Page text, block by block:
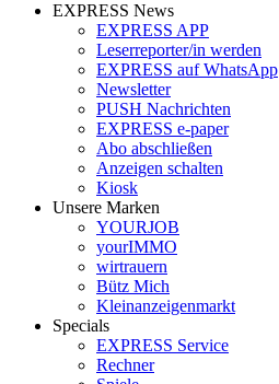
EXPRESS News
EXPRESS APP
Leserreporter/in werden
EXPRESS auf WhatsApp
Newsletter
PUSH Nachrichten
EXPRESS e-paper
Abo abschließen
Anzeigen schalten
Kiosk
Unsere Marken
YOURJOB
yourIMMO
wirtrauern
Bütz Mich
Kleinanzeigenmarkt
Specials
EXPRESS Service
Rechner